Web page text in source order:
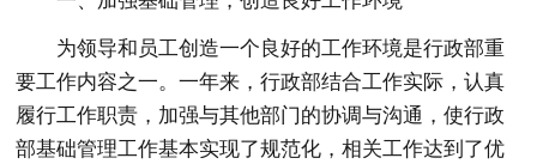
为领导和员工创造一个良好的工作环境是行政部重
要工作内容之一。一年来，行政部结合工作实际，认真
履行工作职责，加强与其他部门的协调与沟通，使行政
部基础管理工作基本实现了规范化，相关工作达到了优